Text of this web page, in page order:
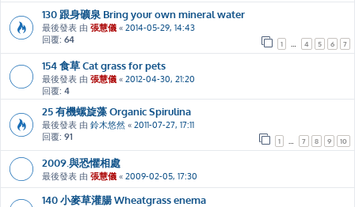
130 跟身礦泉 Bring your own mineral water
最後發表 由 張慧儀 « 2014-05-29, 14:43
回覆: 64 1 4 5 6 7
154 食草 Cat grass for pets
最後發表 由 張慧儀 « 2012-04-30, 21:20
回覆: 4
25 有機螺旋藻 Organic Spirulina
最後發表 由 鈴木悠然 « 2011-07-27, 17:11
回覆: 91 1 7 8 9 10
2009.與恐懼相處
最後發表 由 張慧儀 « 2009-02-05, 17:30
140 小麥草灌腸 Wheatgrass enema